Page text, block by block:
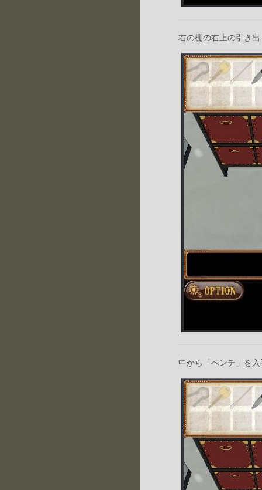
右の棚の右上の引き
中から「ペンチ」を入